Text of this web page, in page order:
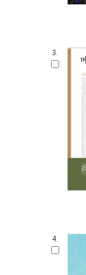
3.
4.